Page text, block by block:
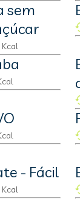
sem
Kcal
- Fácil
Kcal